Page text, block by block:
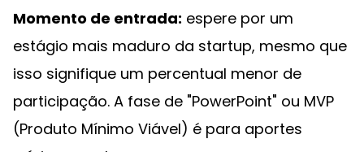
Momento de entrada: espere por um
estágio mais maduro da startup, mesmo que
isso signifique um percentual menor de
participação. A fase de "PowerPoint" ou MVP
(Produto Mínimo Viável) é para aportes